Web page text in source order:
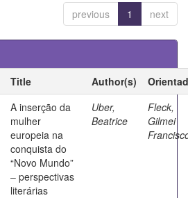
previous 1 next
Title Author(s)
A inserção da
mulher
europeia na
conquista do
“Novo Mundo”
– perspectivas
literárias
Uber,
Beatrice
Fleck,
Gilmei